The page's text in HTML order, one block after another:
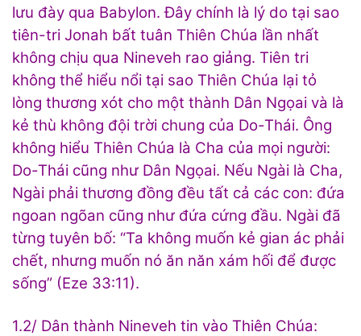
lưu đày qua Babylon. Đây chính là lý do tại sao
tiên-tri Jonah bất tuân Thiên Chúa lần nhất
không chịu qua Nineveh rao giảng. Tiên tri
không thể hiểu nổi tại sao Thiên Chúa lại tỏ
lòng thương xót cho một thành Dân Ngọai và là
kẻ thù không đội trời chung của Do-Thái. Ông
không hiểu Thiên Chúa là Cha của mọi người:
Do-Thái cũng như Dân Ngọai. Nếu Ngài là Cha,
Ngài phải thương đồng đều tất cả các con: đứa
ngoan ngõan cũng như đứa cứng đầu. Ngài đã
từng tuyên bố: “Ta không muốn kẻ gian ác phải
chết, nhưng muốn nó ăn năn xám hối để được
sống” (Eze 33:11).
1.2/ Dân thành Nineveh tin vào Thiên Chúa: